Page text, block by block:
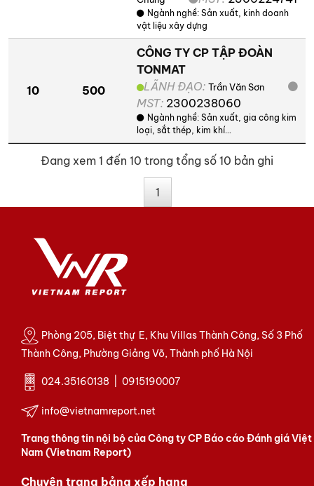
Ngành nghề: Sản xuất, kinh doanh
vật liệu xây dựng
10 500
CÔNG TY CP TẬP ĐOÀN
TONMAT
LÃNH ĐẠO: Trần Văn Sơn
MST: 2300238060
Ngành nghề: Sản xuất, gia công kim
loại, sắt thép, kim khí…
Đang xem 1 đến 10 trong tổng số 10 bản ghi
1
Phòng 205, Biệt thự E, Khu Villas Thành Công, Số 3 Phố
Thành Công, Phường Giảng Võ, Thành phố Hà Nội
024.35160138 | 0915190007
info@vietnamreport.net
Trang thông tin nội bộ của Công ty CP Báo cáo Đánh giá Việt
Nam (Vietnam Report)
Chuyên trang bảng xếp hạng